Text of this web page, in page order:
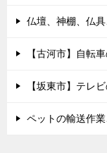
仏壇、神棚、仏
【古河市】自転
【坂東市】テレ
ペットの輸送作